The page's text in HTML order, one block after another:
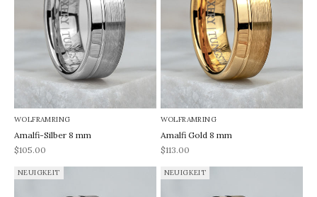
WOLFRAMRING
Amalfi-Silber 8 mm
REA-pris
$105.00
WOLFRAMRING
Amalfi Gold 8 mm
REA-pris
$113.00
NEUIGKEIT NEUIGKEIT